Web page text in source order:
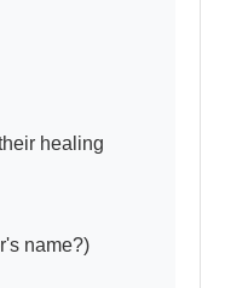
healing
name?)